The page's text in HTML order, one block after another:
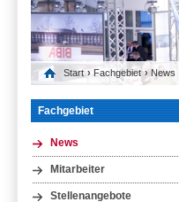
Start › Fachgebiet › News
Fachgebiet
News
Mitarbeiter
Stellenangebote